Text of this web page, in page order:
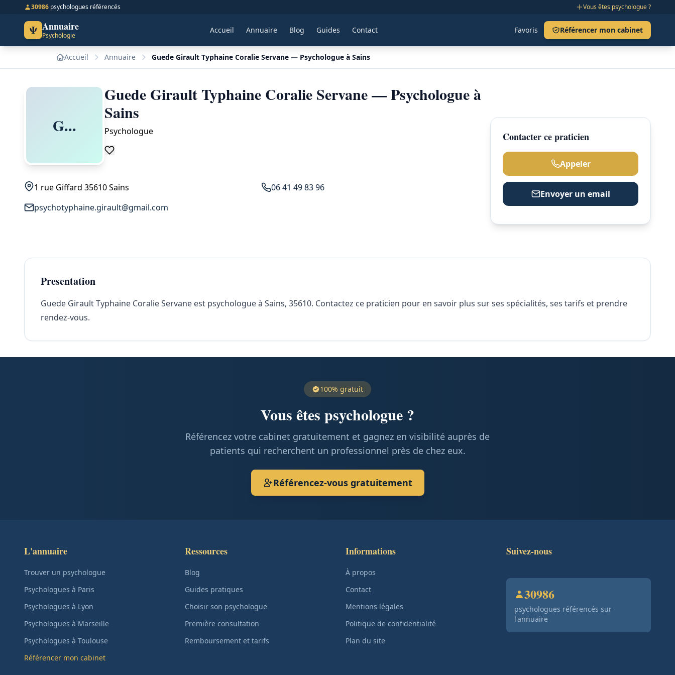
30986 psychologues référencés Vous êtes psychologue ?
Ψ Annuaire
Psychologie
Accueil Annuaire Blog Guides Contact Favoris Référencer mon cabinet
Accueil Annuaire Guede Girault Typhaine Coralie Servane — Psychologue à Sains
G...
Guede Girault Typhaine Coralie Servane — Psychologue à
Sains
Psychologue
1 rue Giffard 35610 Sains
06 41 49 83 96
psychotyphaine.girault@gmail.com
Contacter ce praticien
Appeler
Envoyer un email
Presentation
Guede Girault Typhaine Coralie Servane est psychologue à Sains, 35610. Contactez ce praticien pour en savoir plus sur ses spécialités, ses tarifs et prendre
rendez-vous.
100% gratuit
Vous êtes psychologue ?
Référencez votre cabinet gratuitement et gagnez en visibilité auprès de
patients qui recherchent un professionnel près de chez eux.
Référencez-vous gratuitement
L'annuaire
Trouver un psychologue
Psychologues à Paris
Psychologues à Lyon
Psychologues à Marseille
Psychologues à Toulouse
Référencer mon cabinet
Ressources
Blog
Guides pratiques
Choisir son psychologue
Première consultation
Remboursement et tarifs
Informations
À propos
Contact
Mentions légales
Politique de confidentialité
Plan du site
Suivez-nous
30986
psychologues référencés sur
l'annuaire